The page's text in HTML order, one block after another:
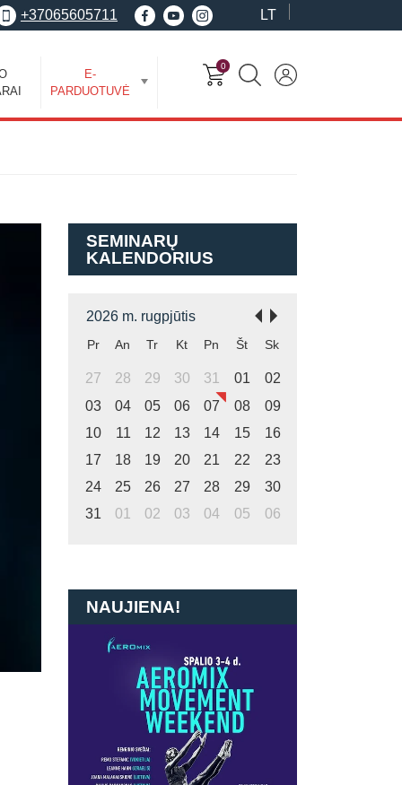
+37065605711 LT
E-
PARDUOTUVĖ
0
SEMINARŲ
KALENDORIUS
2026 m. rugpjūtis
Pr An Tr Kt Pn Št Sk
27 28 29 30 31 01
02
03
04 05 06 07 08
09
10
11 12 13 14 15
16
17
18 19 20 21 22
23
24
25 26 27 28 29
30
31
01 02 03 04 05 06
NAUJIENA!